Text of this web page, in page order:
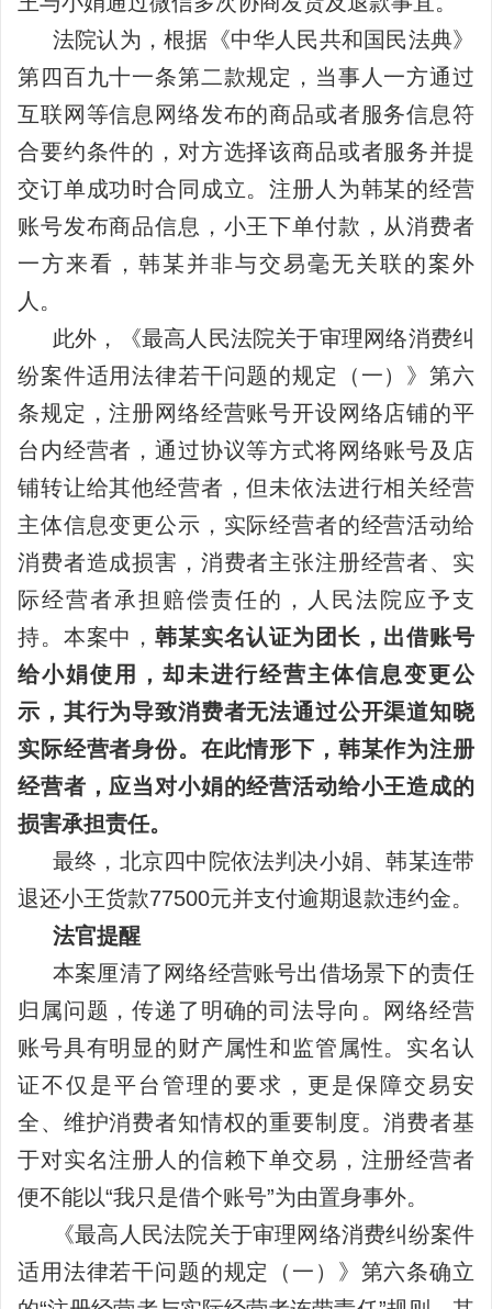
法院认为，根据《中华人民共和国民法典》
第四百九十一条第二款规定，当事人一方通过
互联网等信息网络发布的商品或者服务信息符
合要约条件的，对方选择该商品或者服务并提
交订单成功时合同成立。注册人为韩某的经营
账号发布商品信息，小王下单付款，从消费者
一方来看，韩某并非与交易毫无关联的案外
人。
此外，《最高人民法院关于审理网络消费纠
纷案件适用法律若干问题的规定（一）》第六
条规定，注册网络经营账号开设网络店铺的平
台内经营者，通过协议等方式将网络账号及店
铺转让给其他经营者，但未依法进行相关经营
主体信息变更公示，实际经营者的经营活动给
消费者造成损害，消费者主张注册经营者、实
际经营者承担赔偿责任的，人民法院应予支
持。本案中，韩某实名认证为团长，出借账号
给小娟使用，却未进行经营主体信息变更公
示，其行为导致消费者无法通过公开渠道知晓
实际经营者身份。在此情形下，韩某作为注册
经营者，应当对小娟的经营活动给小王造成的
损害承担责任。
最终，北京四中院依法判决小娟、韩某连带
退还小王货款77500元并支付逾期退款违约金。
法官提醒
本案厘清了网络经营账号出借场景下的责任
归属问题，传递了明确的司法导向。网络经营
账号具有明显的财产属性和监管属性。实名认
证不仅是平台管理的要求，更是保障交易安
全、维护消费者知情权的重要制度。消费者基
于对实名注册人的信赖下单交易，注册经营者
便不能以“我只是借个账号”为由置身事外。
《最高人民法院关于审理网络消费纠纷案件
适用法律若干问题的规定（一）》第六条确立